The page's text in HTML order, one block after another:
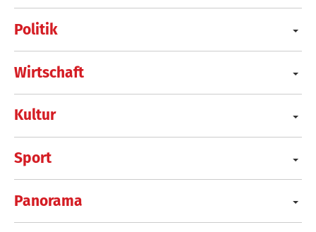
Politik
Wirtschaft
Kultur
Sport
Panorama